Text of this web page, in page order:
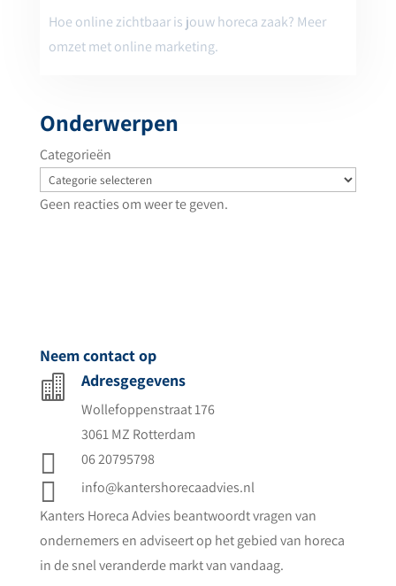
Hoe online zichtbaar is jouw horeca zaak? Meer
omzet met online marketing.
Onderwerpen
Categorieën
Geen reacties om weer te geven.
Neem contact op
 Adresgegevens
Wollefoppenstraat 176
3061 MZ Rotterdam
 06 20795798

info@kantershorecaadvies.nl
Kanters Horeca Advies beantwoordt vragen van
ondernemers en adviseert op het gebied van horeca
in de snel veranderde markt van vandaag.